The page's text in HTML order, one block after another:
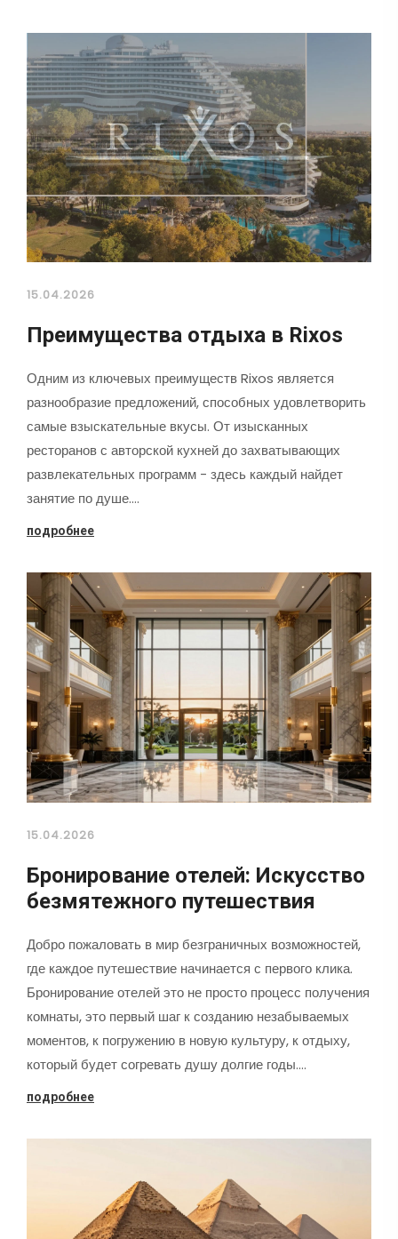
15.04.2026
Преимущества отдыха в Rixos
Одним из ключевых преимуществ Rixos является
разнообразие предложений, способных удовлетворить
самые взыскательные вкусы. От изысканных
ресторанов с авторской кухней до захватывающих
развлекательных программ - здесь каждый найдет
занятие по душе.…
подробнее
15.04.2026
Бронирование отелей: Искусство
безмятежного путешествия
Добро пожаловать в мир безграничных возможностей,
где каждое путешествие начинается с первого клика.
Бронирование отелей это не просто процесс получения
комнаты, это первый шаг к созданию незабываемых
моментов, к погружению в новую культуру, к отдыху,
который будет согревать душу долгие годы.…
подробнее